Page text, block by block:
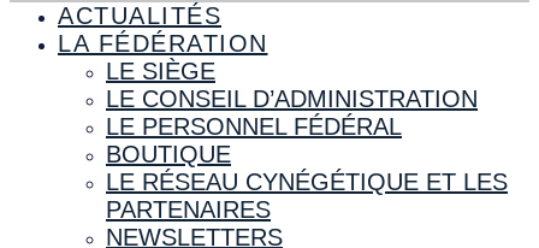
ACTUALITÉS
LA FÉDÉRATION
LE SIÈGE
LE CONSEIL D’ADMINISTRATION
LE PERSONNEL FÉDÉRAL
BOUTIQUE
LE RÉSEAU CYNÉGÉTIQUE ET LES
PARTENAIRES
NEWSLETTERS